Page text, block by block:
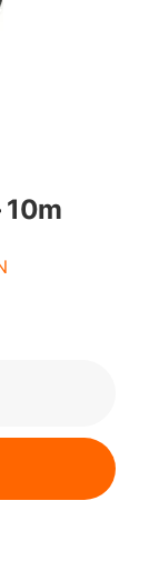
10m